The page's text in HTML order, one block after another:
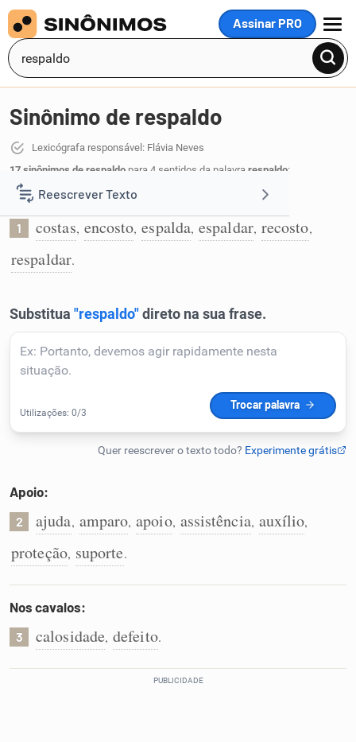
Assinar PRO
MENU
Reescrever Texto
Resumir Texto
Detector de IA
Humanizador de IA
Caça-palavras
Dicionário
Sinônimo de respaldo
Lexicógrafa responsável: Flávia Neves
17 sinônimos de respaldo para 4 sentidos da palavra respaldo:
Encosto onde se apoiam as costas:
1 costas, encosto, espalda, espaldar, recosto,
respaldar.
Apoio:
2 ajuda, amparo, apoio, assistência, auxílio,
proteção, suporte.
Nos cavalos:
3 calosidade, defeito.